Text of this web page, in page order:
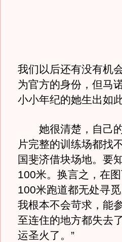
我们以后还有没有机
为官方的身份，但马
小小年纪的她生出如
她很清楚，自己的
片完整的训练场都找
国斐济借块场地。要
100米。换言之，在
100米跑道都无处寻
我根本不会苛求，能
至连住的地方都失去
运圣火了。”